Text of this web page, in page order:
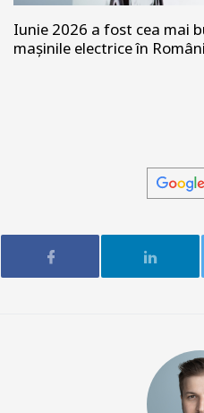
Iunie 2026 a fost cea mai
mașinile electrice în